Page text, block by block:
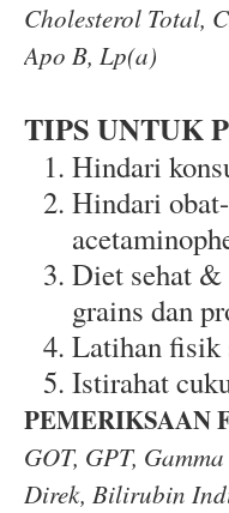
Cholesterol Total,
Apo B, Lp(a)
TIPS UNTUK
Hindari
Hindari
Diet sehat &
grains dan
Latihan fisik
Istirahat
PEMERIKSAAN
GOT, GPT,
Direk, Bilirubin